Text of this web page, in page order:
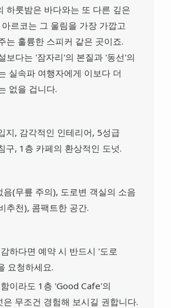
하룻밤은 바다와는 또 다른 깊은
르코는 그 울림을 가장 가깝고
는 훌륭한 스피커 같은 곳이죠.
보다는 '잠자리'의 본질과 '동선'의
실속파 여행자에게 이보다 더
없을 겁니다.
지, 감각적인 인테리어, 5성급
구, 1층 카페의 환상적인 도넛.
음(무릎 주의), 도로변 객실의 소음
추천), 콤팩트한 공간.
하다면 예약 시 반드시 '도로
요청하세요.
이라도 1층 'Good Cafe'의
무조건 경험해 보시길 권합니다.